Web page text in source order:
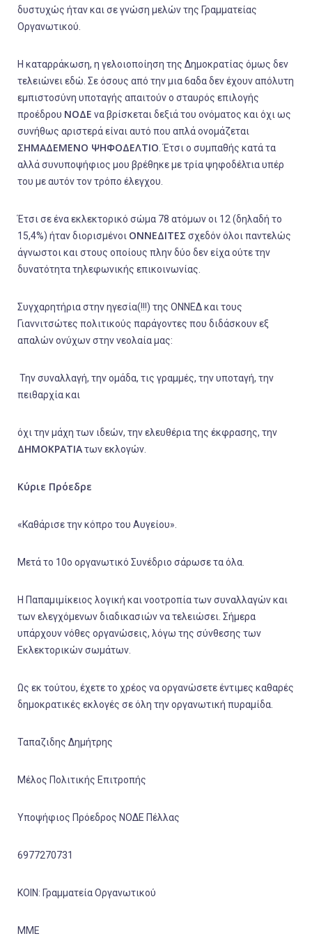
δυστυχώς ήταν και σε γνώση μελών της Γραμματείας
Οργανωτικού.
Η καταρράκωση, η γελοιοποίηση της Δημοκρατίας όμως δεν
τελειώνει εδώ. Σε όσους από την μια 6αδα δεν έχουν απόλυτη
εμπιστοσύνη υποταγής απαιτούν ο σταυρός επιλογής
προέδρου ΝΟΔΕ να βρίσκεται δεξιά του ονόματος και όχι ως
συνήθως αριστερά είναι αυτό που απλά ονομάζεται
ΣΗΜΑΔΕΜΕΝΟ ΨΗΦΟΔΕΛΤΙΟ . Έτσι ο συμπαθής κατά τα
αλλά συνυποψήφιος μου βρέθηκε με τρία ψηφοδέλτια υπέρ
του με αυτόν τον τρόπο έλεγχου.
Έτσι σε ένα εκλεκτορικό σώμα 78 ατόμων οι 12 (δηλαδή το
15,4%) ήταν διορισμένοι ΟΝΝΕΔΙΤΕΣ σχεδόν όλοι παντελώς
άγνωστοι και στους οποίους πλην δύο δεν είχα ούτε την
δυνατότητα τηλεφωνικής επικοινωνίας.
Συγχαρητήρια στην ηγεσία(!!!) της ΟΝΝΕΔ και τους
Γιαννιτσώτες πολιτικούς παράγοντες που διδάσκουν εξ
απαλών ονύχων στην νεολαία μας:
Την συναλλαγή, την ομάδα, τις γραμμές, την υποταγή, την
πειθαρχία και
όχι την μάχη των ιδεών, την ελευθέρια της έκφρασης, την
ΔΗΜΟΚΡΑΤΙΑτων εκλογών.
Κύριε Πρόεδρε
«Καθάρισε την κόπρο του Αυγείου».
Μετά το 10ο οργανωτικό Συνέδριο σάρωσε τα όλα.
Η Παπαμιμίκειος λογική και νοοτροπία των συναλλαγών και
των ελεγχόμενων διαδικασιών να τελειώσει. Σήμερα
υπάρχουν νόθες οργανώσεις, λόγω της σύνθεσης των
Εκλεκτορικών σωμάτων.
Ως εκ τούτου, έχετε το χρέος να οργανώσετε έντιμες καθαρές
δημοκρατικές εκλογές σε όλη την οργανωτική πυραμίδα.
Ταπαζιδης Δημήτρης
Μέλος Πολιτικής Επιτροπής
Υποψήφιος Πρόεδρος ΝΟΔΕ Πέλλας
6977270731
ΚΟΙΝ: Γραμματεία Οργανωτικού
ΜΜΕ